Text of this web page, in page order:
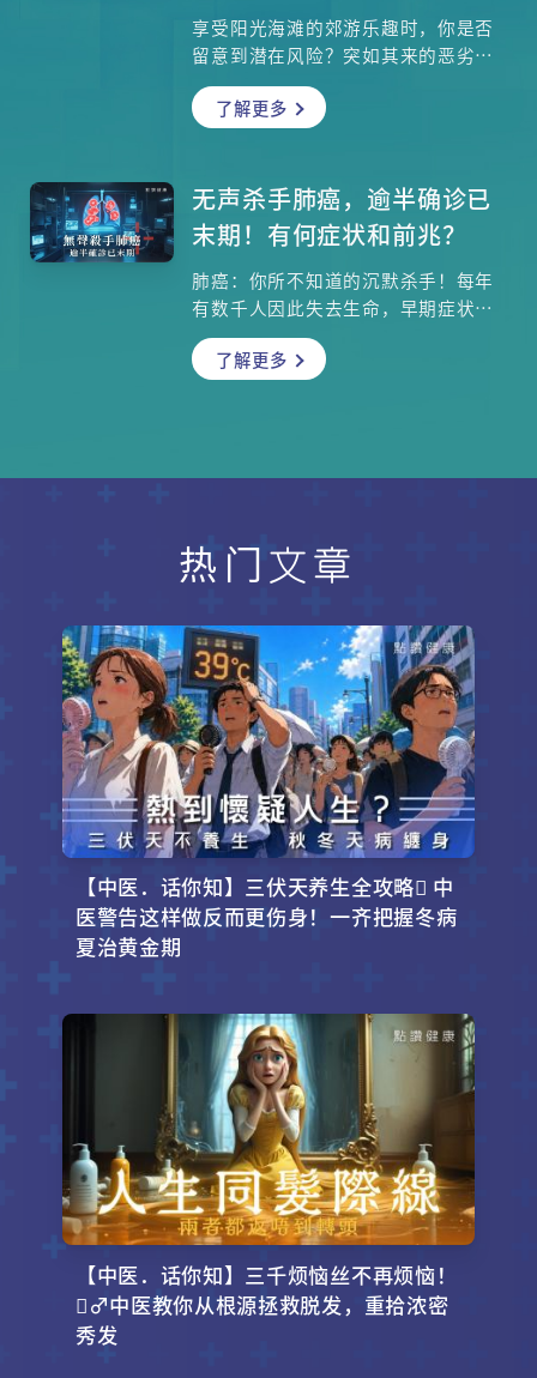
适！
享受阳光海滩的郊游乐趣时，你是否
留意到潜在风险？突如其来的恶劣天
气、中暑危机、甚至蚊虫叮咬，都可
能让轻松的郊游演变成急症室之旅。
专业应对策略，助你安全出行。
了解更多
无声杀手肺癌，逾半确诊已
末期！有何症状和前兆？
肺癌：你所不知道的沉默杀手！每年
有数千人因此失去生命，早期症状像
幽灵般隐藏，包括声沙、胸痛、背痛
等。当你发觉不对劲时，或许已经错
解。
了解更多
热门文章
【中医．话你知】三伏天养生全攻略 中
医警告这样做反而更伤身！一齐把握冬病
夏治黄金期
【中医．话你知】三千烦恼丝不再烦恼！
‍♂️中医教你从根源拯救脱发，重拾浓密
秀发